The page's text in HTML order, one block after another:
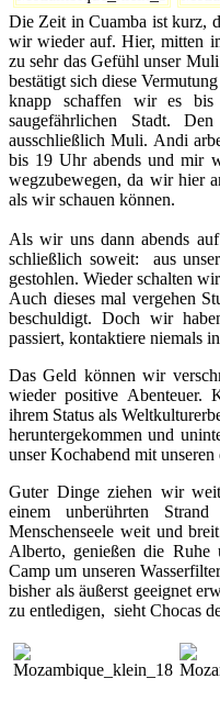
Die Zeit in Cuamba ist kurz,
wir wieder auf. Hier, mitten
zu sehr das Gefühl unser
bestätigt sich diese
knapp schaffen wir es bis
saugefährlichen Stadt.
ausschließlich Muli. Andi
bis 19 Uhr abends und mir
wegzubewegen, da wir hier
als wir schauen können.
Als wir uns dann abends
schließlich soweit: aus
gestohlen. Wieder schalten
Auch dieses mal vergehen
beschuldigt. Doch wir
passiert, kontaktiere niemals
Das Geld können wir
wieder positive Abenteuer.
ihrem Status als
heruntergekommen und
unser Kochabend mit
Guter Dinge ziehen wir
einem unberührten
Menschenseele weit und
Alberto, genießen die Ruhe
Camp um unseren
bisher als äußerst geeignet
zu entledigen, sieht Chocas